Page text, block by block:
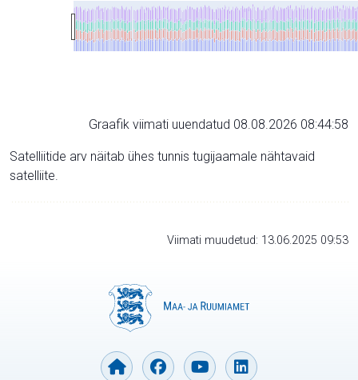
Graafik viimati uuendatud 08.08.2026 08:44:58
Satelliitide arv näitab ühes tunnis tugijaamale nähtavaid
satelliite.
Viimati muudetud: 13.06.2025 09:53